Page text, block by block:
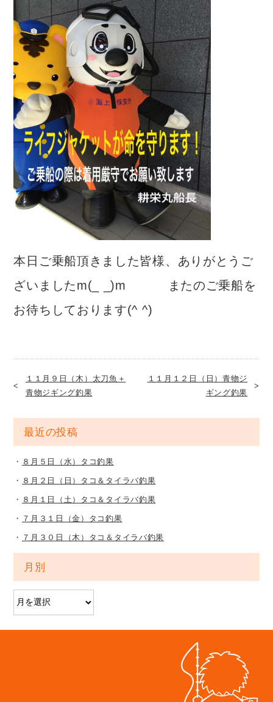
本日ご乗船頂きました皆様、ありがとうご
ざいましたm(_ _)m またのご乗船を
お待ちしております(^ ^)
１１月９日（木）太刀魚＋
青物ジギング釣果
１１月１２日（日）青物ジ
ギング釣果
最近の投稿
８月５日（水）タコ釣果
８月２日（日）タコ＆タイラバ釣果
８月１日（土）タコ＆タイラバ釣果
７月３１日（金）タコ釣果
７月３０日（木）タコ＆タイラバ釣果
月別